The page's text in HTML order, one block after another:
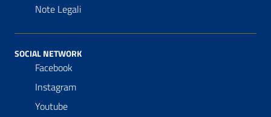
Note Legali
SOCIAL NETWORK
Facebook
Instagram
Youtube